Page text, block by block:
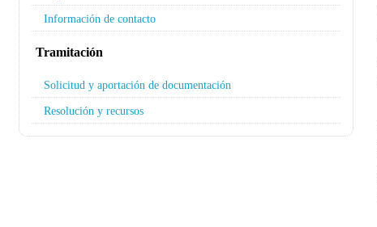
Información de contacto
Tramitación
Solicitud y aportación de documentación
Resolución y recursos